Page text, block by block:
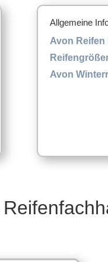
Allgemeine
Avon
Avon